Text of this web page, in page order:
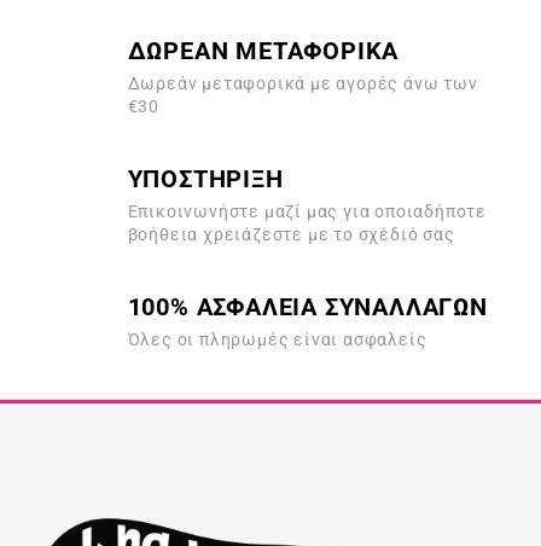
ΔΩΡΕΑΝ ΜΕΤΑΦΟΡΙΚΑ
Δωρεάν μεταφορικά με αγορές άνω των
€30
ΥΠΟΣΤΗΡΙΞΗ
Επικοινωνήστε μαζί μας για οποιαδήποτε
βοήθεια χρειάζεστε με το σχέδιό σας
100% ΑΣΦΑΛΕΙΑ ΣΥΝΑΛΛΑΓΩΝ
Όλες οι πληρωμές είναι ασφαλείς